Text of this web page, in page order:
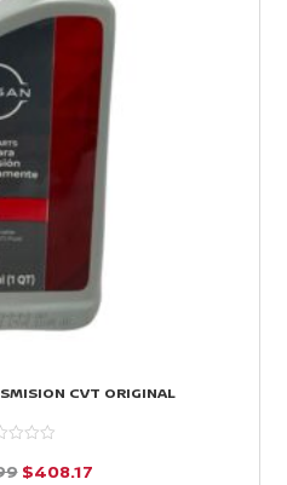
CVT ORIGINAL
El
$408.17El